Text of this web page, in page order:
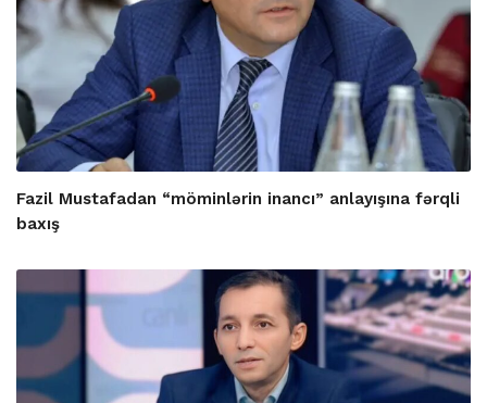
Fazil Mustafadan “möminlərin inancı” anlayışına fərqli
baxış